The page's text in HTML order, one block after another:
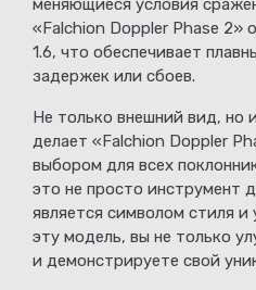
меняющиеся условия
«Falchion Doppler Phase 2»
1.6, что обеспечивает
задержек или сбоев.
Не только внешний вид, но
делает «Falchion Doppler
выбором для всех
это не просто инструмент
является символом стиля и
эту модель, вы не только
и демонстрируете свой